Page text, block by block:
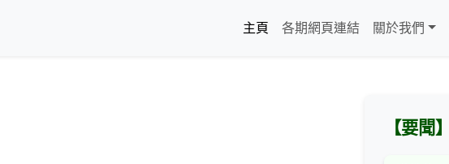
主頁
各期網頁連結 關於我們
【要聞】